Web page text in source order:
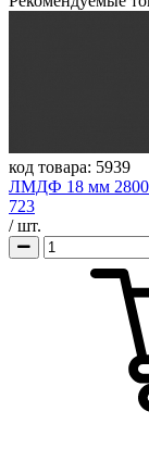
код товара: 5939
ЛМДФ 18 мм
723
/ шт.